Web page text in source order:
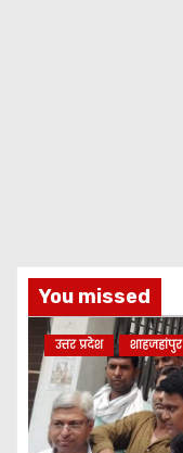
You missed
उत्तर प्रदेश शाहजहांपुर